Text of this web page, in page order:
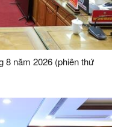
8 năm 2026 (phiên thứ